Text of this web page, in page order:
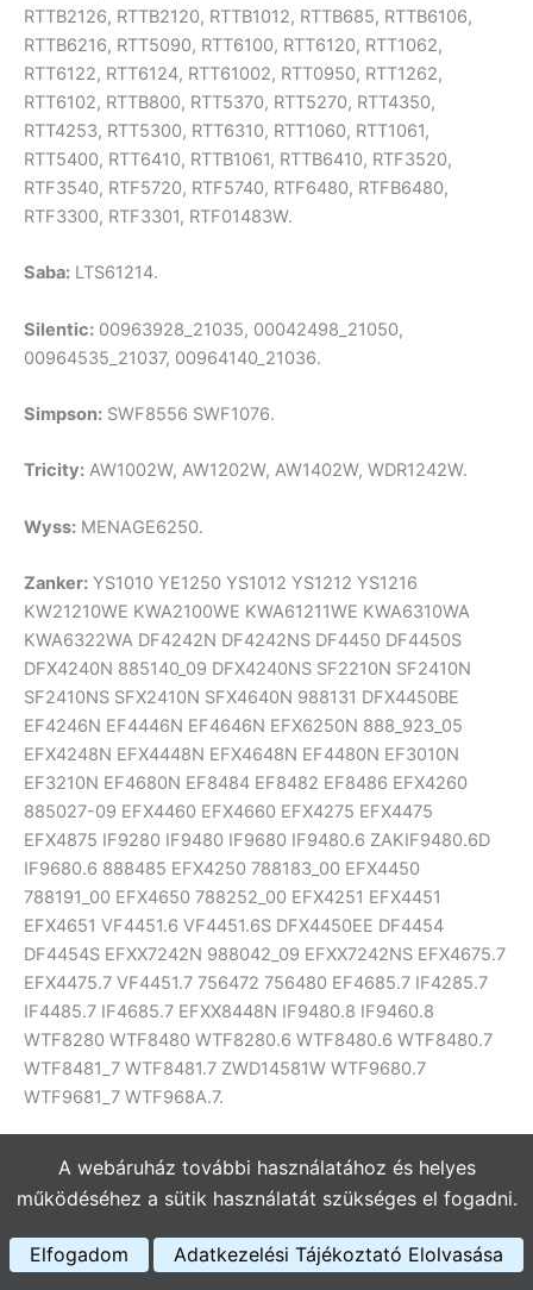
RTTB2126, RTTB2120, RTTB1012, RTTB685, RTTB6106,
RTTB6216, RTT5090, RTT6100, RTT6120, RTT1062,
RTT6122, RTT6124, RTT61002, RTT0950, RTT1262,
RTT6102, RTTB800, RTT5370, RTT5270, RTT4350,
RTT4253, RTT5300, RTT6310, RTT1060, RTT1061,
RTT5400, RTT6410, RTTB1061, RTTB6410, RTF3520,
RTF3540, RTF5720, RTF5740, RTF6480, RTFB6480,
RTF3300, RTF3301, RTF01483W.
Saba: LTS61214.
Silentic: 00963928_21035, 00042498_21050,
00964535_21037, 00964140_21036.
Simpson: SWF8556 SWF1076.
Tricity: AW1002W, AW1202W, AW1402W, WDR1242W.
Wyss: MENAGE6250.
Zanker: YS1010 YE1250 YS1012 YS1212 YS1216
KW21210WE KWA2100WE KWA61211WE KWA6310WA
KWA6322WA DF4242N DF4242NS DF4450 DF4450S
DFX4240N 885140_09 DFX4240NS SF2210N SF2410N
SF2410NS SFX2410N SFX4640N 988131 DFX4450BE
EF4246N EF4446N EF4646N EFX6250N 888_923_05
EFX4248N EFX4448N EFX4648N EF4480N EF3010N
EF3210N EF4680N EF8484 EF8482 EF8486 EFX4260
885027-09 EFX4460 EFX4660 EFX4275 EFX4475
EFX4875 IF9280 IF9480 IF9680 IF9480.6 ZAKIF9480.6D
IF9680.6 888485 EFX4250 788183_00 EFX4450
788191_00 EFX4650 788252_00 EFX4251 EFX4451
EFX4651 VF4451.6 VF4451.6S DFX4450EE DF4454
DF4454S EFXX7242N 988042_09 EFXX7242NS EFX4675.7
EFX4475.7 VF4451.7 756472 756480 EF4685.7 IF4285.7
IF4485.7 IF4685.7 EFXX8448N IF9480.8 IF9460.8
WTF8280 WTF8480 WTF8280.6 WTF8480.6 WTF8480.7
WTF8481_7 WTF8481.7 ZWD14581W WTF9680.7
WTF9681_7 WTF968A.7.
ZWY1100, ZWP580, ZWQ6120, ZWY2100, ZWY2120,
ZWY1120, ZWY160, ZWY1200, ZWY1220, ZWY2200,
ZWY2220, ZWQ5102, ZWQ5103, ZWP581, ZWQ5122,
ZWP582, ZWQ5104, ZWQ5105, ZWQ6101, ZWY1105,
A webáruház további használatához és helyes
működéséhez a sütik használatát szükséges el fogadni.
Elfogadom Adatkezelési Tájékoztató Elolvasása